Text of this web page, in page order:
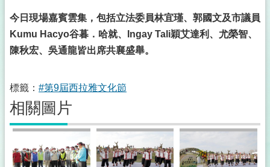
今日現場嘉賓雲集，包括立法委員林宜瑾、郭國文及市議員
Kumu Hacyo谷暮．哈就、Ingay Tali穎艾達利、尤榮智、
陳秋宏、吳通龍皆出席共襄盛舉。
標籤： #第9屆西拉雅文化節
相關圖片